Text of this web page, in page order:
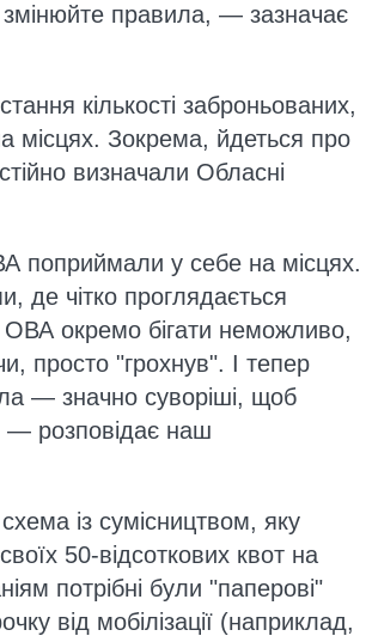
змінюйте правила, — зазначає
кількості заброньованих,
місцях. Зокрема, йдеться про
визначали Обласні
поприймали у себе на місцях.
де чітко проглядається
ОВА окремо бігати неможливо,
просто "грохнув". І тепер
— значно суворіші, щоб
— розповідає наш
із сумісництвом, яку
50-відсоткових квот на
потрібні були "паперові"
від мобілізації (наприклад,